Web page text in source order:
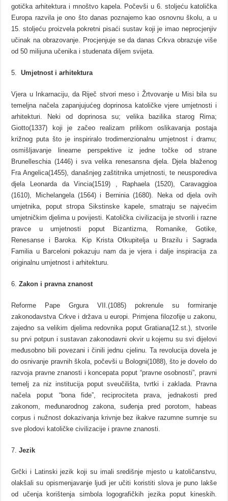
gotička arhitektura i mnoštvo kapela. Počevši u 6. stoljeću katolička
Europa razvila je ono što danas poznajemo kao osnovnu školu, a u
15. stoljeću proizvela pokretni pisaći sustav koji je imao neprocjenjiv
učinak na obrazovanje. Procjenjuje se da danas Crkva obrazuje više
od 50 milijuna učenika i studenata diljem svijeta.
Umjetnost i arhitektura
Vjera u Inkarnaciju, da Riječ stvori meso i Žrtvovanje u Misi bila su
temeljna načela zapanjujućeg doprinosa katoličke vjere umjetnosti i
arhitekturi. Neki od doprinosa su; velika bazilika starog Rima;
Giotto(1337) koji je začeo realizam prilikom oslikavanja postaja
križnog puta što je inspiriralo trodimenzionalnu umjetnost i dramu;
osmišljavanje linearne perspektive iz jedne točke od strane
Brunelleschia (1446) i sva velika renesansna djela. Djela blaženog
Fra Angelica(1455), današnjeg zaštitnika umjetnosti, te neusporediva
djela Leonarda da Vincia(1519) , Raphaela (1520), Caravaggioa
(1610), Michelangela (1564) i Berninia (1680). Neka od djela ovih
umjetnika, poput stropa Sikstinske kapele, smatraju se najvećim
umjetničkim djelima u povijesti. Katolička civilizacija je stvorili i razne
pravce u umjetnosti poput Bizantizma, Romanike, Gotike,
Renesanse i Baroka. Kip Krista Otkupitelja u Brazilu i Sagrada
Familia u Barceloni pokazuju nam da je vjera i dalje inspiracija za
originalnu umjetnost i arhitekturu.
Zakon i pravna znanost
Reforme Pape Grgura VII.(1085) pokrenule su formiranje
zakonodavstva Crkve i država u europi. Primjena filozofije u zakonu,
zajedno sa velikim djelima redovnika poput Gratiana(12.st.), stvorile
su prvi potpun i sustavan zakonodavni okvir u kojemu su svi dijelovi
međusobno bili povezani i činili jednu cjelinu. Ta revolucija dovela je
do osnivanje pravnih škola, počevši u Bologni(1088), što je dovelo do
razvoja pravne znanosti i koncepata poput “pravne osobnosti”, pravni
temelj za niz institucija poput sveučilišta, tvrtki i zaklada. Pravna
načela poput “bona fide”, reciprociteta prava, jednakosti pred
zakonom, međunarodnog zakona, suđenja pred porotom, habeas
corpus i nužnost dokazivanja krivnje bez ikakve razumne sumnje su
sve plodovi katoličke civilizacije i pravne znanosti.
Jezik
Grčki i Latinski jezik koji su imali središnje mjesto u katoličanstvu,
olakšali su opismenjavanje ljudi jer učiti koristiti slova je puno lakše
od učenja korištenja simbola logografičkih jezika poput kineskih.